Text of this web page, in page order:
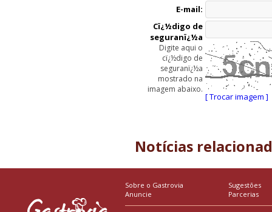
E-mail:
Cï¿½digo de
seguranï¿½a
Digite aqui o
cï¿½digo de
seguranï¿½a
mostrado na
imagem abaixo.
[ Trocar imagem ]
Notícias
Sobre o Gastrovia
Anuncie
Sugestões
Parcerias